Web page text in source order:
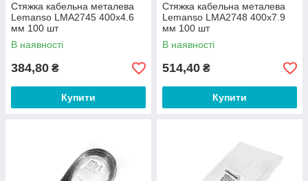
Стяжка кабельна металева
Lemanso LMA2745 400x4.6
мм 100 шт
В наявності
384,80 ₴
Купити
Стяжка кабельна металева
Lemanso LMA2748 400x7.9
мм 100 шт
В наявності
514,40 ₴
Купити